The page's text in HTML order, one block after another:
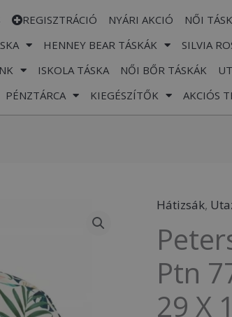
REGISZTRÁCIÓ NYÁRI AKCIÓ NŐI
HENNEY BEAR TÁSKÁK
SILVIA
ISKOLA TÁSKA NŐI BŐR TÁSKÁK
PÉNZTÁRCA KIEGÉSZÍTŐK AKCIÓS
Hátizsák,
Ptn
29 X
Peterson
Hátizsák
-
Mintás